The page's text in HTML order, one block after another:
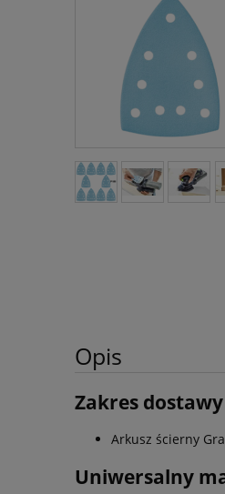
Opis
Zakres dostawy
Arkusz ścierny
Uniwersalny